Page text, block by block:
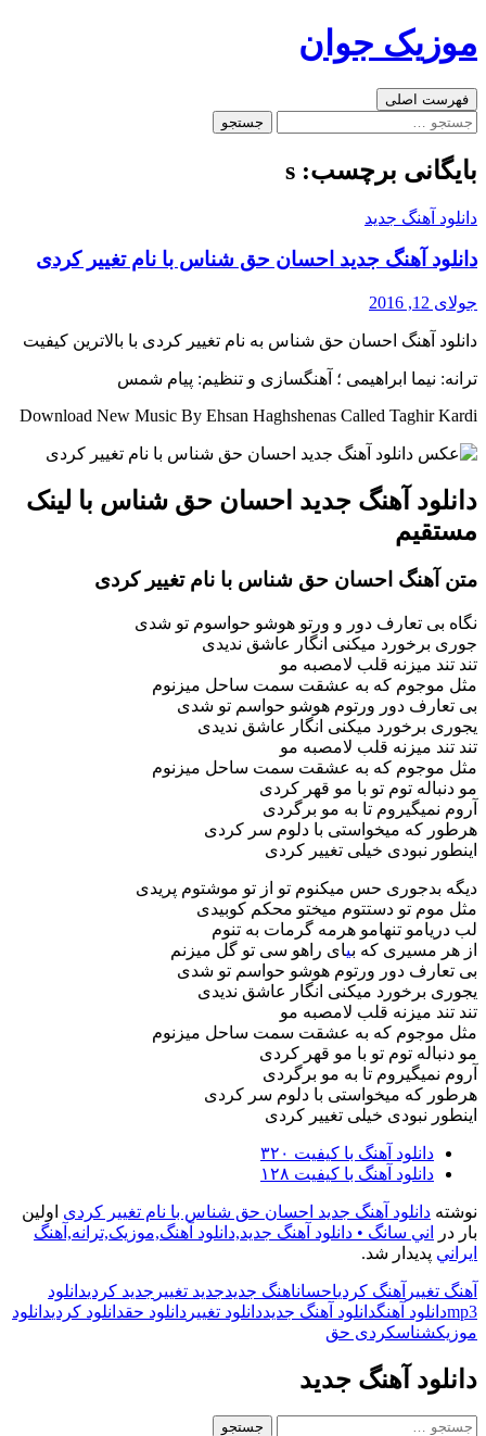
به
موزیک جوان
جست‌وجو
فهرست اصلی
جستجو
بایگانی برچسب: s
دانلود آهنگ جدید
دانلود آهنگ جدید احسان حق شناس با نام تغییر کردی
جولای 12, 2016
دانلود آهنگ احسان حق شناس به نام تغییر کردی با بالاترین کیفیت
ترانه: نیما ابراهیمی ؛ آهنگسازی و تنظیم: پیام شمس
Download New Music By Ehsan Haghshenas Called Taghir Kardi
دانلود آهنگ جدید احسان حق شناس با لینک
مستقیم
متن آهنگ احسان حق شناس با نام تغییر کردی
نگاه بی تعارف دور و ورتو هوشو حواسوم تو شدی
جوری برخورد میکنی انگار عاشق ندیدی
تند تند میزنه قلب لامصبه مو
مثل موجوم که به عشقت سمت ساحل میزنوم
بی تعارف دور ورتوم هوشو حواسم تو شدی
یجوری برخورد میکنی انگار عاشق ندیدی
تند تند میزنه قلب لامصبه مو
مثل موجوم که به عشقت سمت ساحل میزنوم
مو دنباله توم تو با مو قهر کردی
آروم نمیگیروم تا به مو برگردی
هرطور که میخواستی با دلوم سر کردی
اینطور نبودی خیلی تغییر کردی
دیگه بدجوری حس میکنوم تو از تو موشتوم پریدی
مثل موم تو دستتوم میختو محکم کوبیدی
لب دریامو تنهامو هرمه گرمات به تنوم
از هر مسیری که بیای راهو سی تو گل میزنم
بی تعارف دور ورتوم هوشو حواسم تو شدی
یجوری برخورد میکنی انگار عاشق ندیدی
تند تند میزنه قلب لامصبه مو
مثل موجوم که به عشقت سمت ساحل میزنوم
مو دنباله توم تو با مو قهر کردی
آروم نمیگیروم تا به مو برگردی
هرطور که میخواستی با دلوم سر کردی
اینطور نبودی خیلی تغییر کردی
دانلود آهنگ با کیفیت ۳۲۰
دانلود آهنگ با کیفیت ۱۲۸
نوشته دانلود آهنگ جدید احسان حق شناس با نام تغییر کردی اولین
بار در
اني سانگ • دانلود آهنگ جديد,دانلود آهنگ,موزيک,ترانه,آهنگ
ايراني پدیدار شد.
آهنگ تغییر آهنگ کردیاحساناهنگ جدیدجدید تغییر جدید کردیدانلود
mp3دانلود آهنگدانلود آهنگ جدیددانلود تغییر دانلود حقدانلود کردیدانلود
موزیکشناسکردی حق
دانلود آهنگ جدید
جستجو